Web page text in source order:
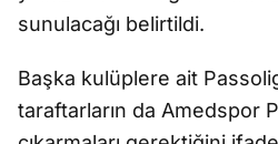
sunulacağı belirtildi.
Başka kulüplere ait
taraftarların da Amedspor